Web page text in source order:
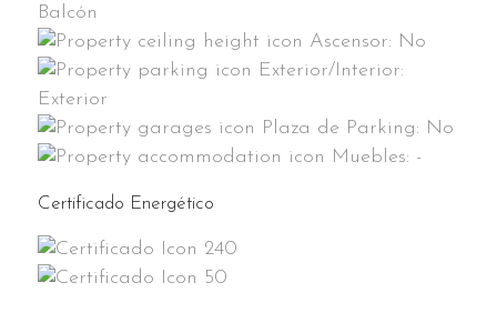
Balcón
Ascensor: No
Exterior/Interior:
Exterior
Plaza de Parking: No
Muebles: -
Certificado Energético
240
50